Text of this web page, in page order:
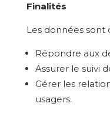
Finalités
Les données sont
Répondre aux
Assurer le suivi
Gérer les
usagers.